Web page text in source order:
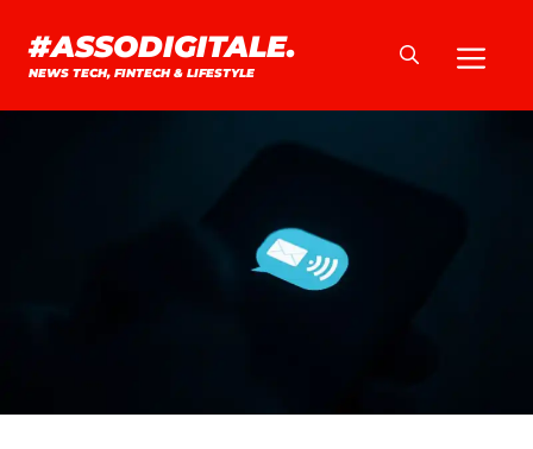
contenuto
#ASSODIGITALE.
NEWS TECH, FINTECH & LIFESTYLE